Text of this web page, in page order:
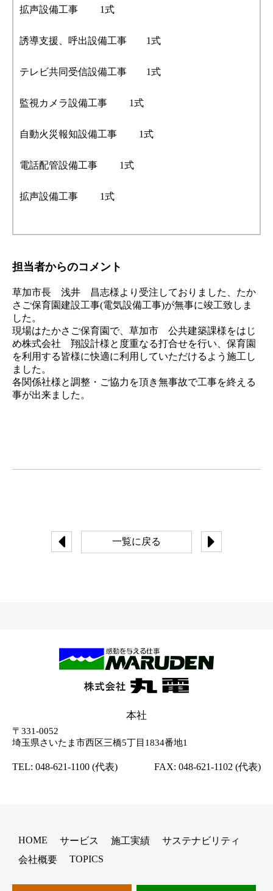
拡声設備工事 1式
誘導支援、呼出設備工事 1式
テレビ共同受信設備工事 1式
監視カメラ設備工事 1式
自動火災報知設備工事 1式
電話配管設備工事 1式
拡声設備工事 1式
担当者からのコメント
草加市長 浅井 昌志様より受注しておりました、たか
さご保育園建設工事(電気設備工事)が無事に竣工致しま
した。
現場はたかさご保育園で、草加市 公共建築課様をはじ
め株式会社 翔設計様と度重なる打合せを行い、保育園
を利用する皆様に快適に利用していただけるよう施工し
ました。
各関係社様と調整・ご協力を頂き無事故で工事を終える
事が出来ました。
一覧に戻る
本社
〒331-0052
埼玉県さいたま市西区三橋5丁目1834番地1
TEL: 048-621-1100 (代表) FAX: 048-621-1102 (代表)
HOME サービス 施工実績
サステナビリティ
会社概要
TOPICS